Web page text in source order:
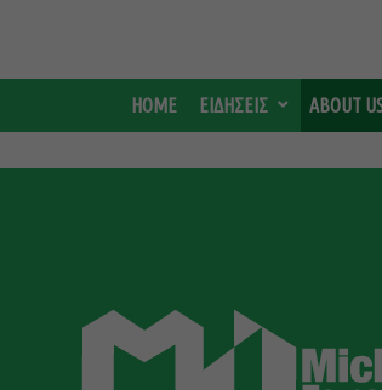
HOME ΕΙΔΗΣΕΙΣ ABOUT